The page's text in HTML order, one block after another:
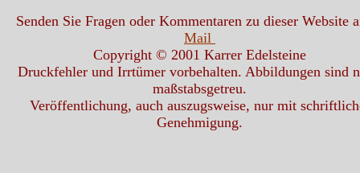
Senden Sie Fragen oder Kommentaren zu dieser Website
Mail
Copyright © 2001 Karrer Edelsteine
Druckfehler und Irrtümer vorbehalten. Abbildungen sind
maßstabsgetreu.
Veröffentlichung, auch auszugsweise, nur mit
Genehmigung.